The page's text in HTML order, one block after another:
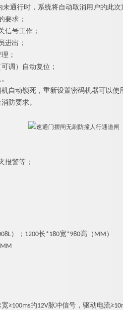
通行时，系统将自动取消用户的此
要求；
信号工作；
进出；
；
调）自动复位；
自动锁死，重新设置密码机器可以使
防要求。
报警等；
）；1200长*180宽*980高（MM）
≥100ms的12V脉冲信号，驱动电流